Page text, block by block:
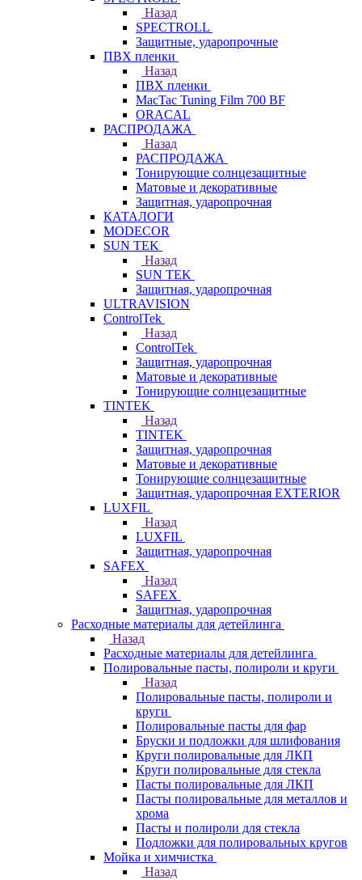
Назад
SPECTROLL
Защитные, ударопрочные
ПВХ пленки
Назад
ПВХ пленки
MacTac Tuning Film 700 BF
ORACAL
РАСПРОДАЖА
Назад
РАСПРОДАЖА
Тонирующие солнцезащитные
Матовые и декоративные
Защитная, ударопрочная
КАТАЛОГИ
MODECOR
SUN TEK
Назад
SUN TEK
Защитная, ударопрочная
ULTRAVISION
ControlTek
Назад
ControlTek
Защитная, ударопрочная
Матовые и декоративные
Тонирующие солнцезащитные
TINTEK
Назад
TINTEK
Защитная, ударопрочная
Матовые и декоративные
Тонирующие солнцезащитные
Защитная, ударопрочная EXTERIOR
LUXFIL
Назад
LUXFIL
Защитная, ударопрочная
SAFEX
Назад
SAFEX
Защитная, ударопрочная
Расходные материалы для детейлинга
Назад
Расходные материалы для детейлинга
Полировальные пасты, полироли и круги
Назад
Полировальные пасты, полироли и
круги
Полировальные пасты для фар
Бруски и подложки для шлифования
Круги полировальные для ЛКП
Круги полировальные для стекла
Пасты полировальные для ЛКП
Пасты полировальные для металлов и
хрома
Пасты и полироли для стекла
Подложки для полировальных кругов
Мойка и химчистка
Назад